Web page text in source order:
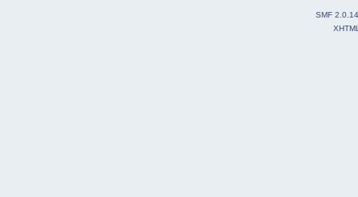
SMF 2.0.14